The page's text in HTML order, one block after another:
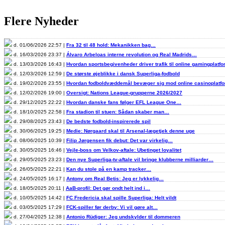
Flere Nyheder
d. 01/06/2026 22:57 | Fra 32 til 48 hold: Mekanikken bag…
d. 16/03/2026 23:37 | Álvaro Arbeloas interne revolution og Real Madrids…
d. 13/03/2026 16:43 | Hvordan sportsbegivenheder driver trafik til online
d. 12/03/2026 12:59 | De største øjeblikke i dansk Superliga-fodbold
d. 19/02/2026 23:55 | Hvordan fodboldvæddemål bevæger sig mod online
d. 12/02/2026 19:00 | Oversigt: Nations League-grupperne 2026/2027
d. 29/12/2025 22:22 | Hvordan danske fans følger EFL League One…
d. 18/10/2025 22:58 | Fra stadion til stuen: Sådan skaber man…
d. 29/08/2025 23:43 | De bedste fodbold-inspirerede spil
d. 30/06/2025 19:25 | Medie: Nørgaard skal til Arsenal-lægetjek denne uge
d. 08/06/2025 10:39 | Filip Jørgensen fik debut: Det var virkelig…
d. 30/05/2025 16:46 | Vejle-boss om Velkov-aftale: Ubetinget loyalitet
d. 29/05/2025 23:23 | Den nye Superliga-tv-aftale vil bringe klubberne milliarder…
d. 26/05/2025 22:21 | Kan du stole på en kamp tracker…
d. 24/05/2025 16:17 | Antony om Real Betis: Jeg er lykkelig…
d. 18/05/2025 20:11 | AaB-profil: Det gør ondt helt ind i…
d. 10/05/2025 14:42 | FC Fredericia skal spille Superliga: Helt vildt
d. 03/05/2025 17:29 | FCK-spiller før derby: Vi vil gøre alt…
d. 27/04/2025 12:38 | Antonio Rüdiger: Jeg undskylder til dommeren